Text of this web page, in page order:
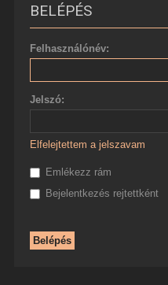
BELÉPÉS
Felhasználónév:
Jelszó:
Elfelejtettem a jelszavam
Emlékezz rám
Bejelentkezés rejtettként